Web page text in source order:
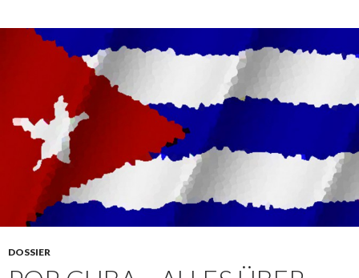
DOSSIER